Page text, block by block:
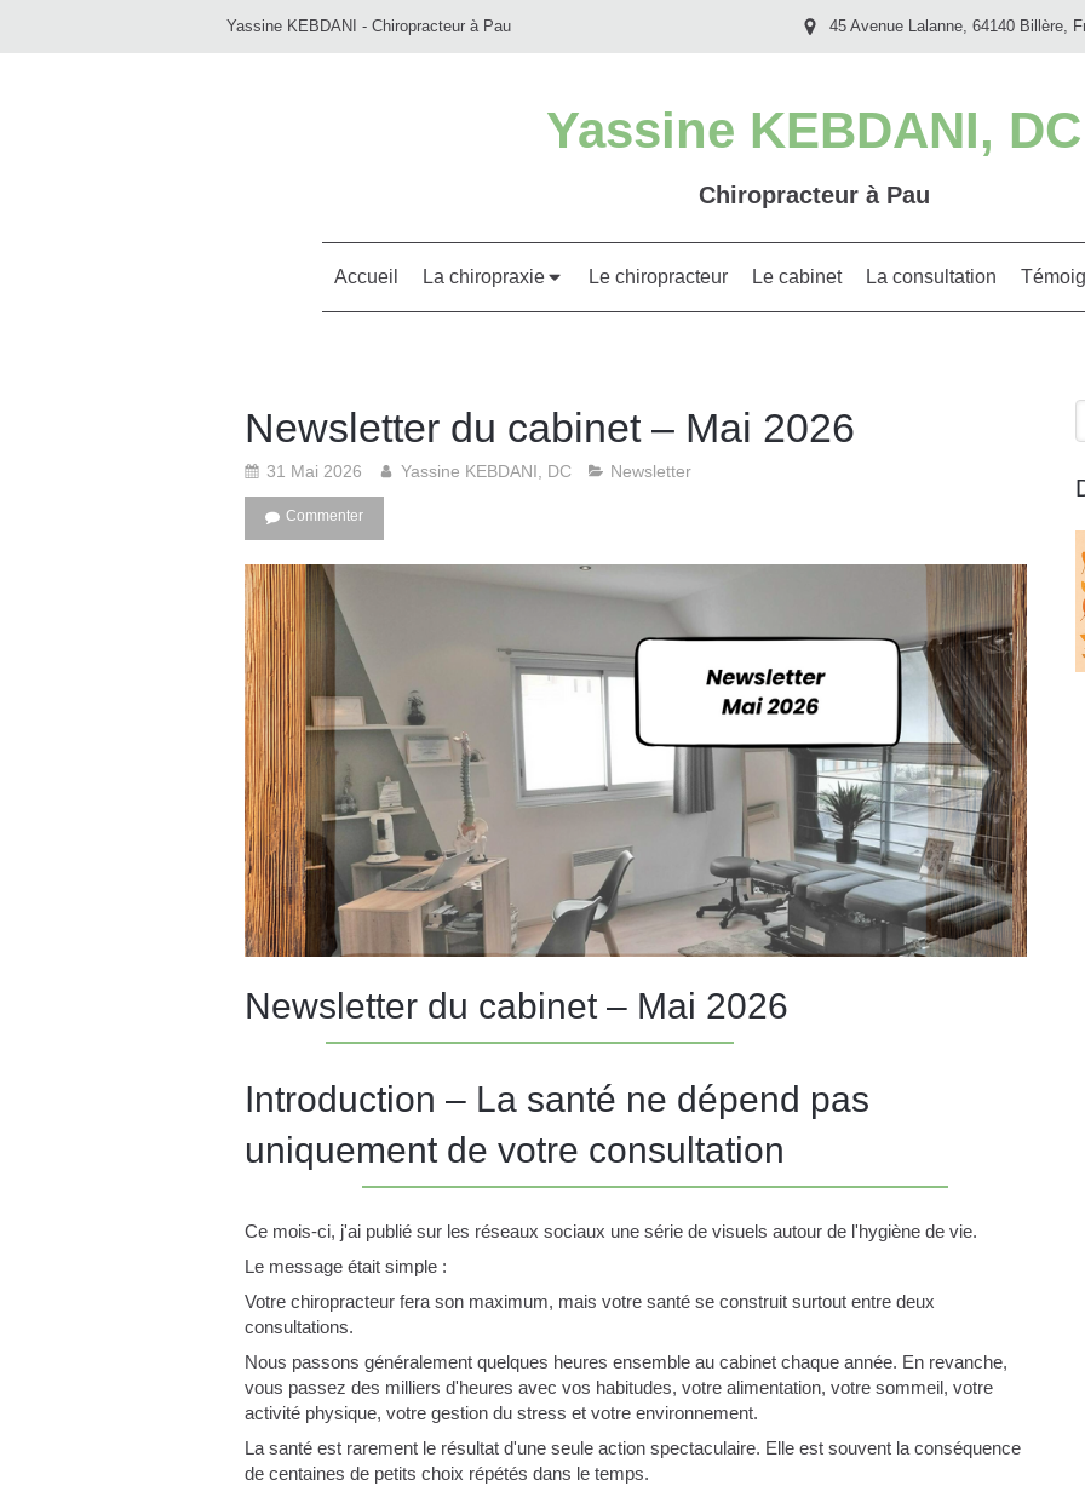
Yassine KEBDANI - Chiropracteur à Pau 45 Avenue Lalanne, 64140 Billère,
Yassine KEBDANI, DC
Chiropracteur à Pau
Accueil La chiropraxie Le chiropracteur Le cabinet La consultation
Newsletter du cabinet – Mai 2026
31 Mai 2026 Yassine KEBDANI, DC Newsletter
Commenter
Newsletter du cabinet – Mai 2026
Introduction – La santé ne dépend pas
uniquement de votre consultation
Ce mois-ci, j'ai publié sur les réseaux sociaux une série de visuels autour de l'hygiène de vie.
Le message était simple :
Votre chiropracteur fera son maximum, mais votre santé se construit surtout entre deux
consultations.
Nous passons généralement quelques heures ensemble au cabinet chaque année. En revanche,
vous passez des milliers d'heures avec vos habitudes, votre alimentation, votre sommeil, votre
activité physique, votre gestion du stress et votre environnement.
La santé est rarement le résultat d'une seule action spectaculaire. Elle est souvent la conséquence
de centaines de petits choix répétés dans le temps.